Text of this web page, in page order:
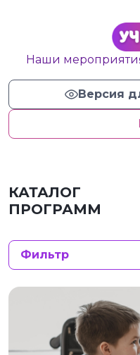
Наши
Версия
КАТАЛОГ
ПРОГРАММ
Фильтр